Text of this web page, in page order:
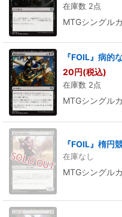
在庫数 2点
MTGシングル
『FOIL』病的
20円(税込)
在庫数 2点
MTGシングル
『FOIL』楕円
在庫なし
MTGシングル